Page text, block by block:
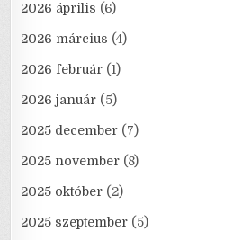
2026 április (6)
2026 március (4)
2026 február (1)
2026 január (5)
2025 december (7)
2025 november (8)
2025 október (2)
2025 szeptember (5)